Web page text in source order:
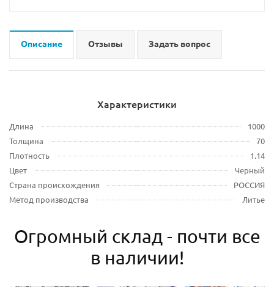
Описание Отзывы Задать вопрос
Характеристики
Длина
1000
Толщина
70
Плотность
1.14
Цвет
Черный
Страна происхождения
РОССИЯ
Метод производства
Литье
Огромный склад - почти все
в наличии!